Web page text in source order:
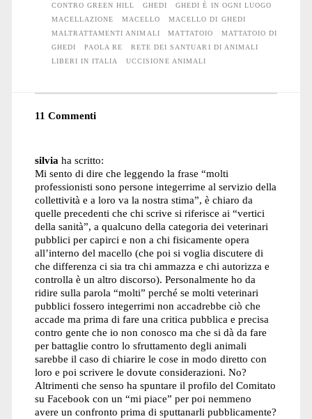
CONTRO GREEN HILL
GHEDI
GHEDI È IN OGNI LUOGO
MACELLAZIONE
MACELLO
MACELLO DI GHEDI
MALTRATTAMENTI ANIMALI
MATTATOIO
MATTATOIO DI
GHEDI
PAOLA RE
RETE DEI SANTUARI DI ANIMALI
LIBERI IN ITALIA
UCCISIONE ANIMALI
11 Commenti
silvia ha scritto:
Mi sento di dire che leggendo la frase “molti
professionisti sono persone integerrime al servizio della
collettività e a loro va la nostra stima”, è chiaro da
quelle precedenti che chi scrive si riferisce ai “vertici
della sanità”, a qualcuno della categoria dei veterinari
pubblici per capirci e non a chi fisicamente opera
all’interno del macello (che poi si voglia discutere di
che differenza ci sia tra chi ammazza e chi autorizza e
controlla è un altro discorso). Personalmente ho da
ridire sulla parola “molti” perché se molti veterinari
pubblici fossero integerrimi non accadrebbe ciò che
accade ma prima di fare una critica pubblica e precisa
contro gente che io non conosco ma che si dà da fare
per battaglie contro lo sfruttamento degli animali
sarebbe il caso di chiarire le cose in modo diretto con
loro e poi scrivere le dovute considerazioni. No?
Altrimenti che senso ha spuntare il profilo del Comitato
su Facebook con un “mi piace” per poi nemmeno
avere un confronto prima di sputtanarli pubblicamente?